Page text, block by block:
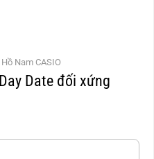
Nam CASIO
Date đối xứng